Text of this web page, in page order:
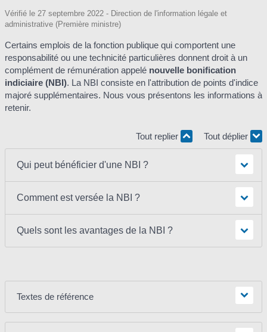
Vérifié le 27 septembre 2022 - Direction de l'information légale et
administrative (Première ministre)
Certains emplois de la fonction publique qui comportent une
responsabilité ou une technicité particulières donnent droit à un
complément de rémunération appelé nouvelle bonification
indiciaire (NBI). La NBI consiste en l'attribution de points d'indice
majoré supplémentaires. Nous vous présentons les informations à
retenir.
Tout replier Tout déplier
Qui peut bénéficier d'une NBI ?
Comment est versée la NBI ?
Quels sont les avantages de la NBI ?
Textes de référence